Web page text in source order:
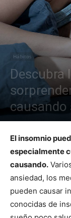
Hábitos
Descubra
causando
El insomnio
especialmente
causando.
ansiedad, los
pueden causar
conocidas de